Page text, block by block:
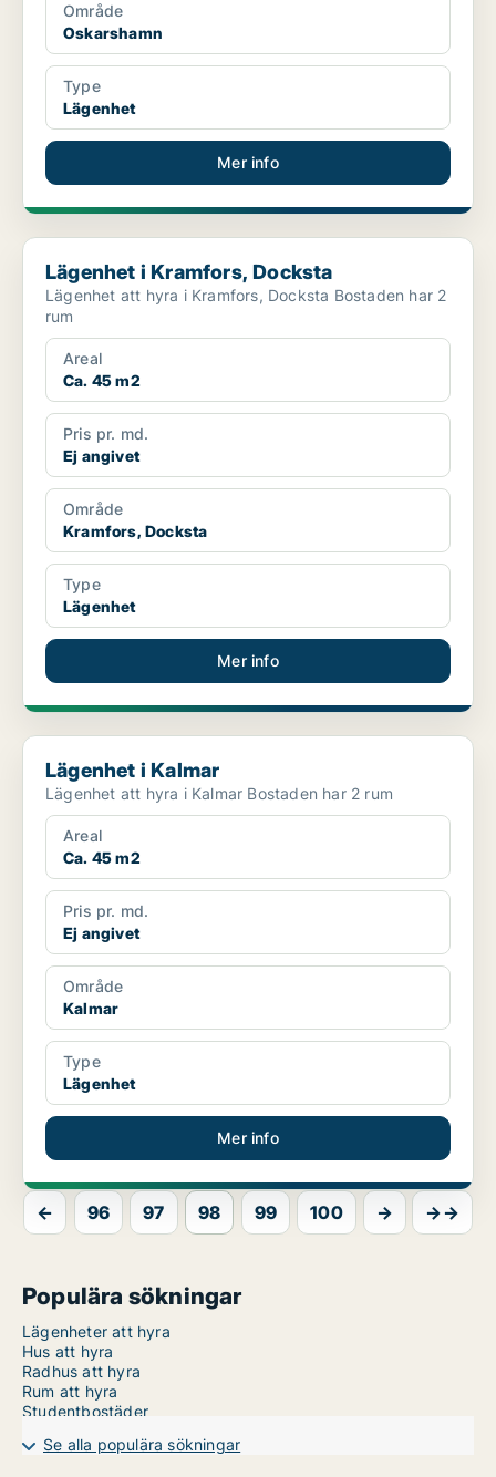
Område
Oskarshamn
Type
Lägenhet
Mer info
Lägenhet i Kramfors, Docksta
Lägenhet i Kramfors, Docksta
Lägenhet att hyra i Kramfors, Docksta Bostaden har 2
rum
Areal
Ca. 45 m2
Pris pr. md.
Ej angivet
Område
Kramfors, Docksta
Type
Lägenhet
Mer info
Lägenhet i Kalmar
Lägenhet i Kalmar
Lägenhet att hyra i Kalmar Bostaden har 2 rum
Areal
Ca. 45 m2
Pris pr. md.
Ej angivet
Område
Kalmar
Type
Lägenhet
Mer info
← 96 97 98 99 100 → →→
Populära sökningar
Lägenheter att hyra
Hus att hyra
Radhus att hyra
Rum att hyra
Studentbostäder
Se alla populära sökningar